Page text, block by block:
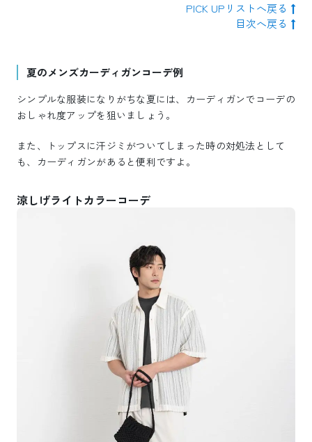
PICK UPリストへ戻る
目次へ戻る
夏のメンズカーディガンコーデ例
シンプルな服装になりがちな夏には、カーディガンでコーデの
おしゃれ度アップを狙いましょう。
また、トップスに汗ジミがついてしまった時の対処法として
も、カーディガンがあると便利ですよ。
涼しげライトカラーコーデ